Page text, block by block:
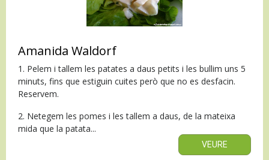
Amanida Waldorf
1. Pelem i tallem les patates a daus petits i les bullim uns 5
minuts, fins que estiguin cuites però que no es desfacin.
Reservem.
2. Netegem les pomes i les tallem a daus, de la mateixa
mida que la patata...
VEURE